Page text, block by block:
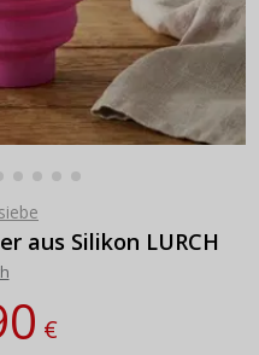
aus Silikon LURCH
€